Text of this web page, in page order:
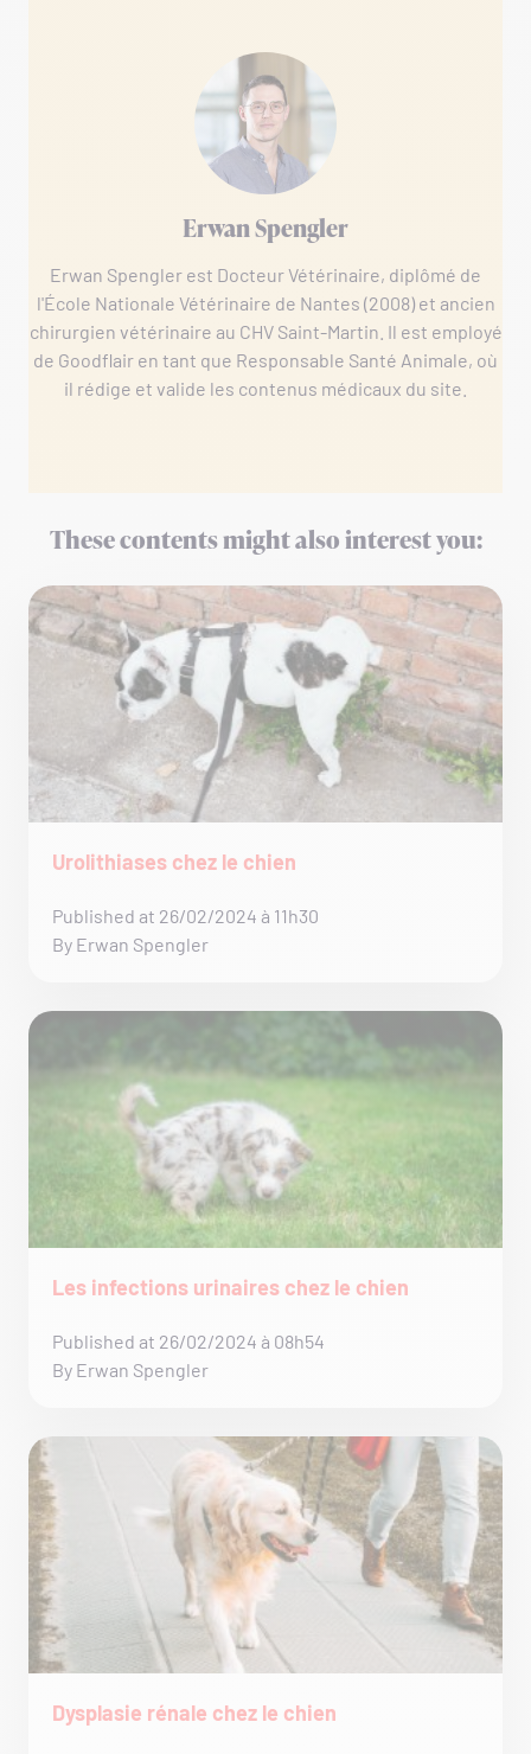
Erwan Spengler
Erwan Spengler est Docteur Vétérinaire, diplômé de
l'École Nationale Vétérinaire de Nantes (2008) et ancien
chirurgien vétérinaire au CHV Saint-Martin. Il est employé
de Goodflair en tant que Responsable Santé Animale, où
il rédige et valide les contenus médicaux du site.
These contents might also interest you:
Urolithiases chez le chien
Published at 26/02/2024 à 11h30
By Erwan Spengler
Les infections urinaires chez le chien
Published at 26/02/2024 à 08h54
By Erwan Spengler
Dysplasie rénale chez le chien